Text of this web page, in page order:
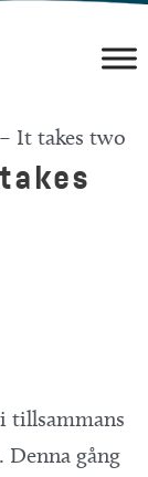
It takes two
tillsammans
Denna gång